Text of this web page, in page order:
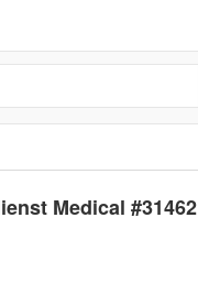
Medical #31462